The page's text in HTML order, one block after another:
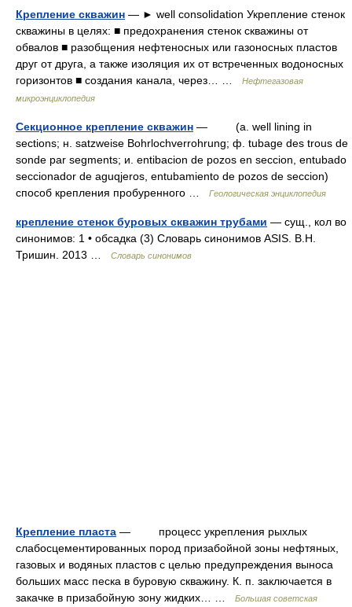
Крепление скважин — ► well consolidation Укрепление стенок
скважины в целях: ■ предохранения стенок скважины от
обвалов ■ разобщения нефтеносных или газоносных пластов
друг от друга, а также изоляция их от встреченных водоносных
горизонтов ■ создания канала, через… …
Нефтегазовая
микроэнциклопедия
Секционное крепление скважин — (a. well lining in
sections; н. satzweise Bohrlochverrohrung; ф. tubage des trous de
sonde par segments; и. entibacion de pozos en seccion, entubado
seccionador de aguqjeros, entubamiento de pozos de seccion)
способ крепления пробуренного …
Геологическая энциклопедия
крепление стенок буровых скважин трубами — сущ., кол во
синонимов: 1 • обсадка (3) Словарь синонимов ASIS. В.Н.
Тришин. 2013 …
Словарь синонимов
Крепление пласта — процесс укрепления рыхлых
слабосцементированных пород призабойной зоны нефтяных,
газовых и водяных пластов с целью предупреждения выноса
больших масс песка в буровую скважину. К. п. заключается в
закачке в призабойную зону жидких… …
Большая советская